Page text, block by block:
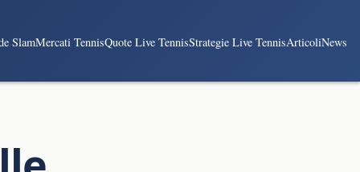
SlamMercati TennisQuote Live TennisStrategie Live TennisArticoliNews